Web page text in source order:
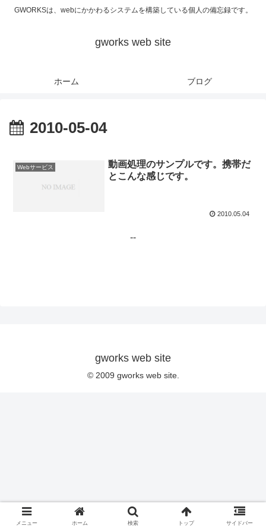
GWORKSは、webにかかわるシステムを構築している個人の備忘録です。
gworks web site
ホーム ブログ
2010-05-04
Webサービス
動画処理のサンプルです。携帯だ
とこんな感じです。
2010.05.04
--
gworks web site
© 2009 gworks web site.
メニュー ホーム 検索 トップ サイドバー